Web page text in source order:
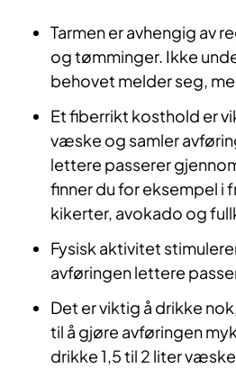
Tarmen er avhengig av
og tømminger. Ikke
behovet melder seg,
Et fiberrikt kosthold er
væske og samler
lettere passerer
finner du for eksempel i
kikerter, avokado og
Fysisk aktivitet
avføringen lettere
Det er viktig å drikke
til å gjøre avføringen
drikke 1,5 til 2 liter